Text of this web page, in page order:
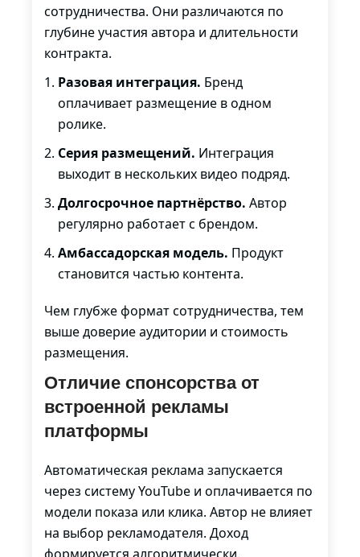
сотрудничества. Они различаются по
глубине участия автора и длительности
контракта.
Разовая интеграция. Бренд
оплачивает размещение в одном
ролике.
Серия размещений. Интеграция
выходит в нескольких видео подряд.
Долгосрочное партнёрство. Автор
регулярно работает с брендом.
Амбассадорская модель. Продукт
становится частью контента.
Чем глубже формат сотрудничества, тем
выше доверие аудитории и стоимость
размещения.
Отличие спонсорства от
встроенной рекламы
платформы
Автоматическая реклама запускается
через систему YouTube и оплачивается по
модели показа или клика. Автор не влияет
на выбор рекламодателя. Доход